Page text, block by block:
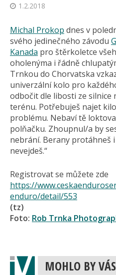
1.2.2018
Michal Prokop dnes v
svého jedinečného závodu
Kanada pro štěrkoletce
oholenýma i řádně
Trnkou do Chorvatska
univerzální kolo pro
odbočit dle libosti ze silnice
terénu. Potřebuješ najet
problému. Nebaví tě
polňačku. Zhoupnul/a by
nebrání. Berany protáhneš
nevejdeš.“
Registrovat se můžete zde
https://
enduro/detail/553
(tz)
Foto: Rob Trnka
MOHLO BY